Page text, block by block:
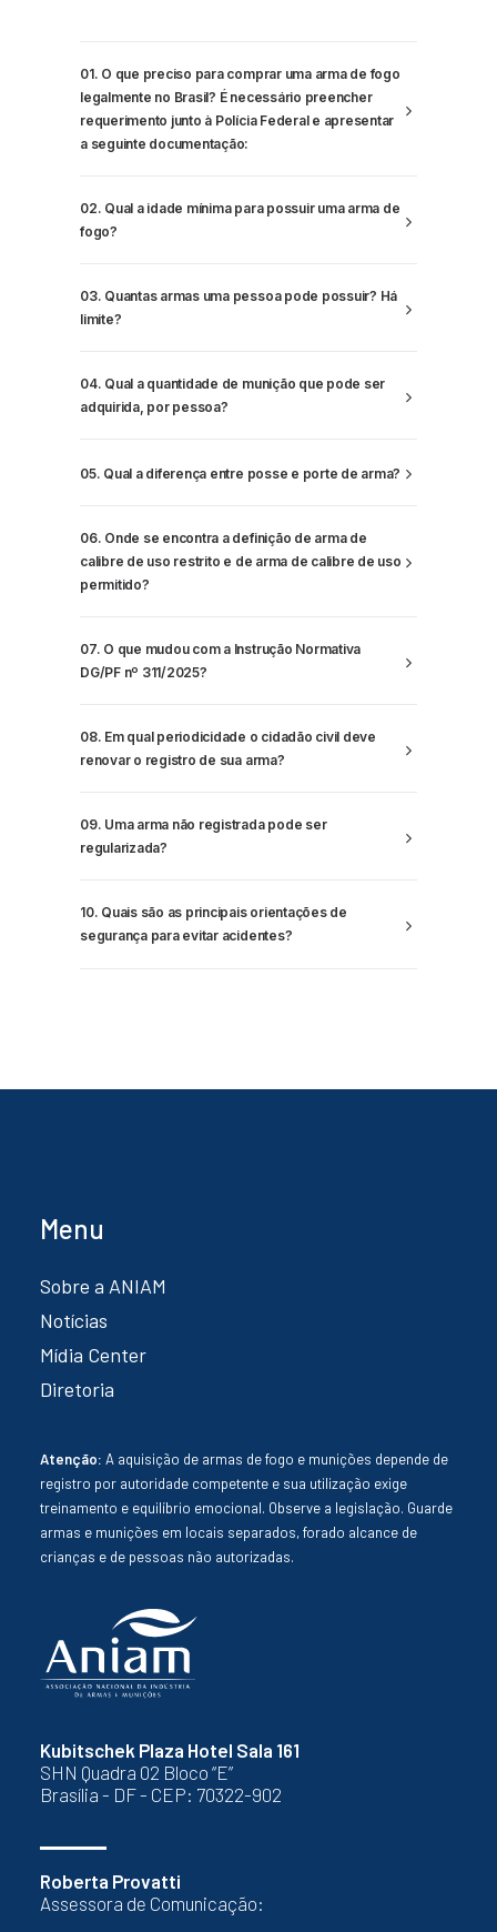
01. O que preciso para comprar uma arma de fogo
legalmente no Brasil? É necessário preencher
requerimento junto à Polícia Federal e apresentar
a seguinte documentação:
02. Qual a idade mínima para possuir uma arma de
fogo?
03. Quantas armas uma pessoa pode possuir? Há
limite?
04. Qual a quantidade de munição que pode ser
adquirida, por pessoa?
05. Qual a diferença entre posse e porte de arma?
06. Onde se encontra a definição de arma de
calibre de uso restrito e de arma de calibre de uso
permitido?
07. O que mudou com a Instrução Normativa
DG/PF nº 311/2025?
08. Em qual periodicidade o cidadão civil deve
renovar o registro de sua arma?
09. Uma arma não registrada pode ser
regularizada?
10. Quais são as principais orientações de
segurança para evitar acidentes?
Kubitschek Plaza Hotel Sala 161
SHN Quadra 02 Bloco “E”
Brasília - DF - CEP: 70322-902
Roberta Provatti
Assessora de Comunicação:
Menu
Sobre a ANIAM
Notícias
Mídia Center
Diretoria
Atenção: A aquisição de armas de fogo e munições depende de
registro por autoridade competente e sua utilização exige
treinamento e equilíbrio emocional. Observe a legislação. Guarde
armas e munições em locais separados, forado alcance de
crianças e de pessoas não autorizadas.